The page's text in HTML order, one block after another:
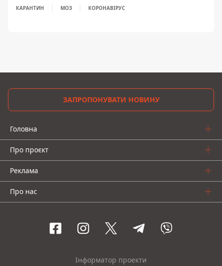
КАРАНТИН МОЗ КОРОНАВІРУС
ЗАПРОПОНУВАТИ НОВИНУ
Головна
Про проєкт
Реклама
Про нас
Інформатор проекти